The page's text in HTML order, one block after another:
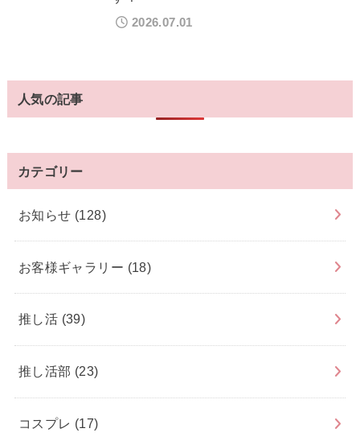
2026.07.01
人気の記事
カテゴリー
お知らせ (128)
お客様ギャラリー (18)
推し活 (39)
推し活部 (23)
コスプレ (17)